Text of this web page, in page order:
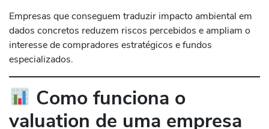
Empresas que conseguem traduzir impacto ambiental em
dados concretos reduzem riscos percebidos e ampliam o
interesse de compradores estratégicos e fundos
especializados.
Como funciona o
valuation de uma empresa